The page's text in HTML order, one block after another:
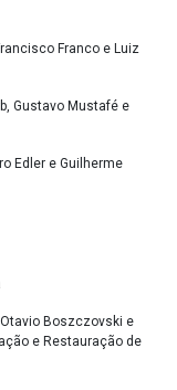
Franco e Luiz
Gustavo Mustafé e
Edler e Guilherme
Boszczovski e
e Restauração de